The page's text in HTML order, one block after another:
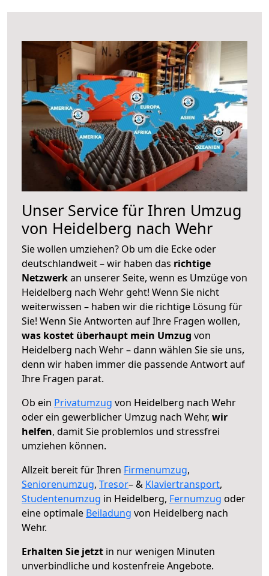
Unser Service für Ihren Umzug
von Heidelberg nach Wehr
Sie wollen umziehen? Ob um die Ecke oder
deutschlandweit – wir haben das richtige
Netzwerkan unserer Seite, wenn es Umzüge von
Heidelberg nach Wehr geht! Wenn Sie nicht
weiterwissen – haben wir die richtige Lösung für
Sie! Wenn Sie Antworten auf Ihre Fragen wollen,
was kostet überhaupt mein Umzug von
Heidelberg nach Wehr – dann wählen Sie sie uns,
denn wir haben immer die passende Antwort auf
Ihre Fragen parat.
Ob ein Privatumzug von Heidelberg nach Wehr
oder ein gewerblicher Umzug nach Wehr, wir
helfen, damit Sie problemlos und stressfrei
umziehen können.
Allzeit bereit für Ihren Firmenumzug,
Seniorenumzug, Tresor– & Klaviertransport,
Studentenumzug in Heidelberg, Fernumzug oder
eine optimale Beiladung von Heidelberg nach
Wehr.
Erhalten Sie jetzt in nur wenigen Minuten
unverbindliche und kostenfreie Angebote.